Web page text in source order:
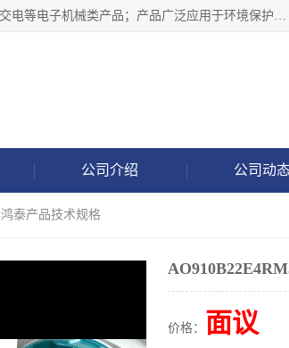
北京鸿泰顺达科技有限公司主要经营电子产品、机械设备、通讯设备、五金、交电等电子机械类产品；产品广泛应用于环境保护、石油化工、电力电子、冶金建筑、煤炭、农业、卫生防疫、教育科研等行业。并成功的与各地环境监测站、污水处理厂、卷烟厂、电厂、高校、科学院所、卫生防疫部门、煤矿、石化厂等用户建立了密切的合作关系。
公司介绍 公司动
泰产品技术规格
价格： 面议